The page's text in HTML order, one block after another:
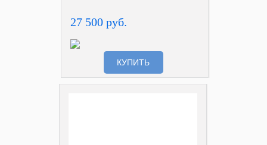
27 500 руб.
КУПИТЬ